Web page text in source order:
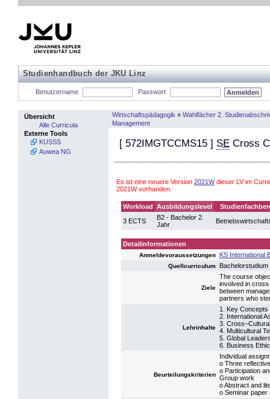
Studienhandbuch der JKU Linz
Benutzername Passwort
Übersicht
Alle Curricula
Externe Tools
KUSSS
Auwea NG
Wirtschaftspädagogik » Wahlfächer 2.
Management
[ 572IMGTCCMS15 ] SE Cross
Es ist eine neuere Version 2021Wdieser LV im
2021W vorhanden.
Workload Ausbildungslevel
3 ECTS
B2 - Bachelor 2.
Jahr
Detailinformationen
Anmeldevoraussetzungen KS International
Quellcurriculum
Ziele
The course
involved in
between
partners who
Lehrinhalte
1. Key
2. International
3.
4. Multicultural
5. Global
6. Business
Beurteilungskriterien
Individual
o Three
o Participation
Group work
o Abstract and
o Seminar paper